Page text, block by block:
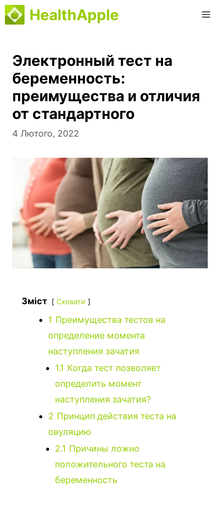
Перейти
до
HealthApple
Электронный тест на
беременность:
преимущества и отличия
от стандартного
4 Лютого, 2022
Зміст Сховати
1 Преимущества тестов на
определение момента
наступления зачатия
1.1 Когда тест позволяет
определить момент
наступления зачатия?
2 Принцип действия теста на
овуляцию
2.1 Причины ложно
положительного теста на
беременность